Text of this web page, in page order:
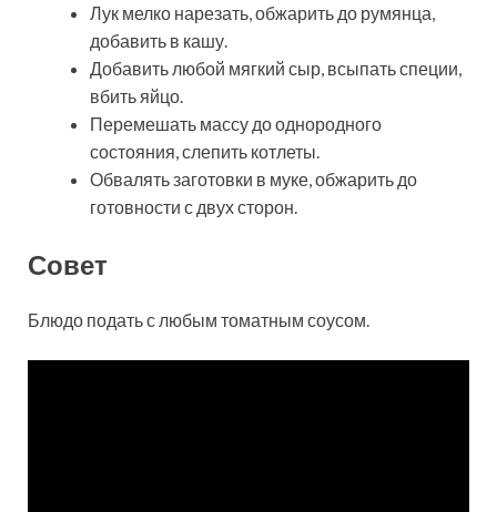
Лук мелко нарезать, обжарить до румянца,
добавить в кашу.
Добавить любой мягкий сыр, всыпать специи,
вбить яйцо.
Перемешать массу до однородного
состояния, слепить котлеты.
Обвалять заготовки в муке, обжарить до
готовности с двух сторон.
Совет
Блюдо подать с любым томатным соусом.